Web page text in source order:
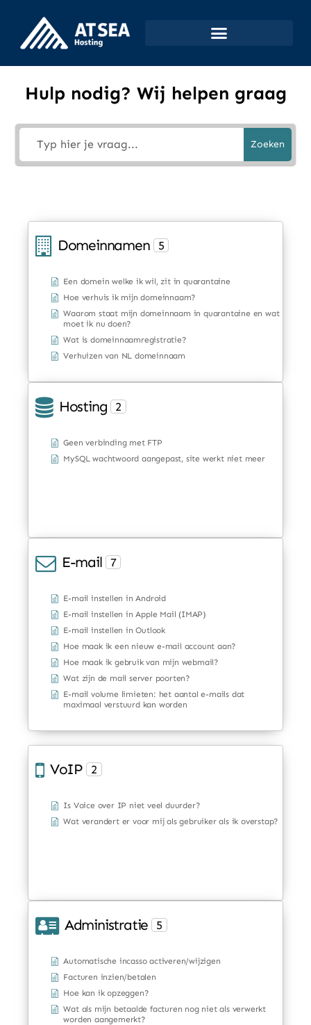
Hulp nodig? Wij helpen graag
Zoeken
Domeinnamen 5
Een domein welke ik wil, zit in quarantaine
Hoe verhuis ik mijn domeinnaam?
Waarom staat mijn domeinnaam in quarantaine en wat
moet ik nu doen?
Wat is domeinnaamregistratie?
Verhuizen van NL domeinnaam
Hosting 2
Geen verbinding met FTP
MySQL wachtwoord aangepast, site werkt niet meer
E-mail 7
E-mail instellen in Android
E-mail instellen in Apple Mail (IMAP)
E-mail instellen in Outlook
Hoe maak ik een nieuw e-mail account aan?
Hoe maak ik gebruik van mijn webmail?
Wat zijn de mail server poorten?
E-mail volume limieten: het aantal e-mails dat
maximaal verstuurd kan worden
VoIP 2
Is Voice over IP niet veel duurder?
Wat verandert er voor mij als gebruiker als ik overstap?
Administratie 5
Automatische incasso activeren/wijzigen
Facturen inzien/betalen
Hoe kan ik opzeggen?
Wat als mijn betaalde facturen nog niet als verwerkt
worden aangemerkt?